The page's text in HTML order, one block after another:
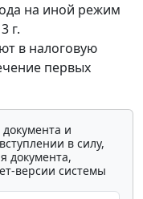
на иной режим
г.
в налоговую
первых
и
в силу,
документа,
версии системы